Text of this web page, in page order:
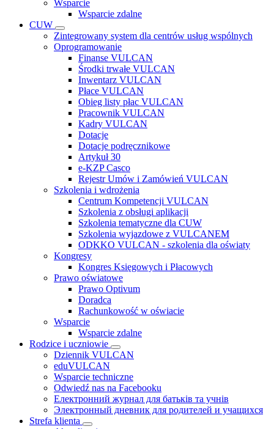
Wsparcie
Wsparcie zdalne
CUW
Zintegrowany system dla centrów usług wspólnych
Oprogramowanie
Finanse VULCAN
Środki trwałe VULCAN
Inwentarz VULCAN
Płace VULCAN
Obieg listy płac VULCAN
Pracownik VULCAN
Kadry VULCAN
Dotacje
Dotacje podręcznikowe
Artykuł 30
e-KZP Casco
Rejestr Umów i Zamówień VULCAN
Szkolenia i wdrożenia
Centrum Kompetencji VULCAN
Szkolenia z obsługi aplikacji
Szkolenia tematyczne dla CUW
Szkolenia wyjazdowe z VULCANEM
ODKKO VULCAN - szkolenia dla oświaty
Kongresy
Kongres Księgowych i Płacowych
Prawo oświatowe
Prawo Optivum
Doradca
Rachunkowość w oświacie
Wsparcie
Wsparcie zdalne
Rodzice i uczniowie
Dziennik VULCAN
eduVULCAN
Wsparcie techniczne
Odwiedź nas na Facebooku
Електронний журнал для батьків та учнів
Электронный дневник для родителей и учащихся
Strefa klienta